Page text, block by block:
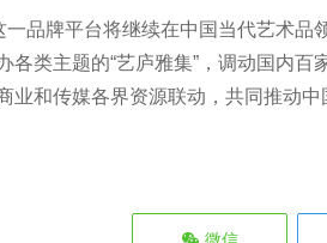
一品牌平台将继续在中国当代艺术品
各类主题的“艺庐雅集”，调动国内
业和传媒各界资源联动，共同推动